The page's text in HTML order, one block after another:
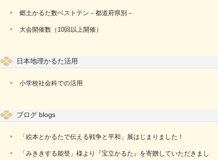
郷土かるた数ベストテン－都道府県別－
大会開催数（10回以上開催）
日本地理かるた活用
小学校社会科での活用
ブログ blogs
「絵本とかるたで伝える戦争と平和」展はじまりました！
「みききする能登」様より『宝立かるた』を寄贈していただきまし